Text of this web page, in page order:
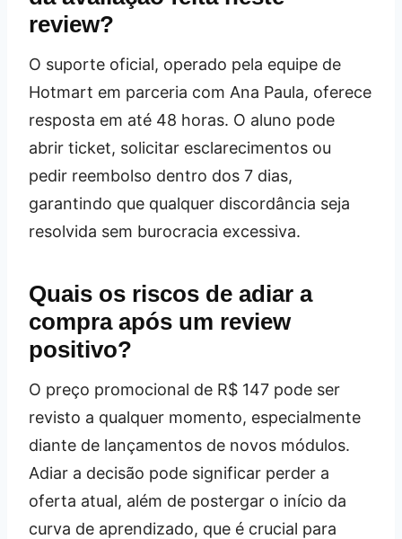
review?
O suporte oficial, operado pela equipe de
Hotmart em parceria com Ana Paula, oferece
resposta em até 48 horas. O aluno pode
abrir ticket, solicitar esclarecimentos ou
pedir reembolso dentro dos 7 dias,
garantindo que qualquer discordância seja
resolvida sem burocracia excessiva.
Quais os riscos de adiar a
compra após um review
positivo?
O preço promocional de R$ 147 pode ser
revisto a qualquer momento, especialmente
diante de lançamentos de novos módulos.
Adiar a decisão pode significar perder a
oferta atual, além de postergar o início da
curva de aprendizado, que é crucial para